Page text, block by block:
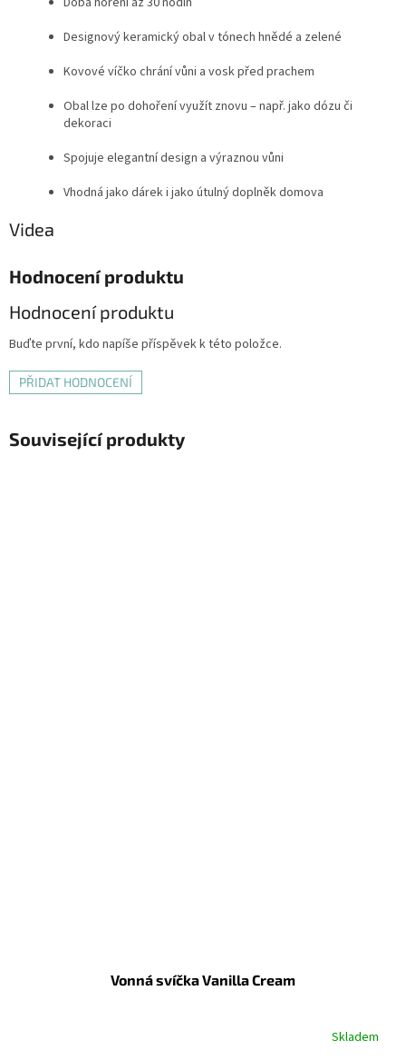
Designový keramický obal v tónech hnědé a zelené
Kovové víčko chrání vůni a vosk před prachem
Obal lze po dohoření využít znovu – např. jako dózu či
dekoraci
Spojuje elegantní design a výraznou vůni
Vhodná jako dárek i jako útulný doplněk domova
Videa
Hodnocení produktu
Hodnocení produktu
Buďte první, kdo napíše příspěvek k této položce.
PŘIDAT HODNOCENÍ
Související produkty
Vonná svíčka Vanilla Cream
Skladem